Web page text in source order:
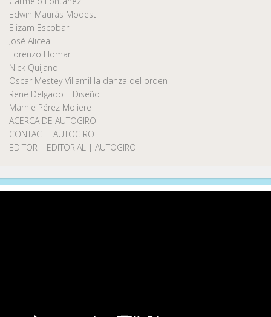
Edwin Maurás Modesti
Elizam Escobar
José Alicea
Lorenzo Homar
Nick Quijano
Oscar Mestey Villamil la danza del orden
Rene Delgado | Diseño
Marnie Pérez Moliere
ACERCA DE AUTOGIRO
CONTACTE AUTOGIRO
EDITOR | EDITORIAL | AUTOGIRO